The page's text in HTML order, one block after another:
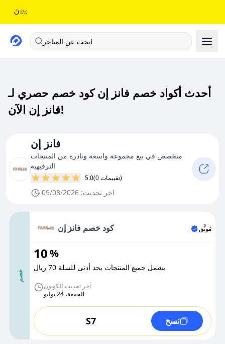
ابحث عن المتاجر
أحدث أكواد خصم فانز إن كود خصم حصري لـ
فانز إن الآن!
فانز إن
متخصص في بيع مجموعة واسعة ونادرة من المنتجات
الترفيهية
5.0 (0 تقييمات)
اخر تحديث: 09/08/2026
خصم
كود خصم فانز إن مُوثَّق
10%
يشمل جميع المنتجات بحد أدنى للسلة 70 ريال
آخر تحديث للكوبون
الجمعة، 24 يوليو
S7 نسخ